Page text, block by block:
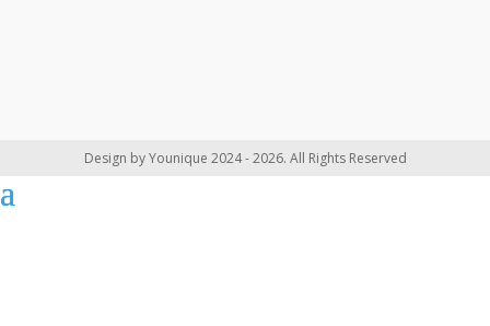
Design by Younique 2024 - 2026. All Rights Reserved